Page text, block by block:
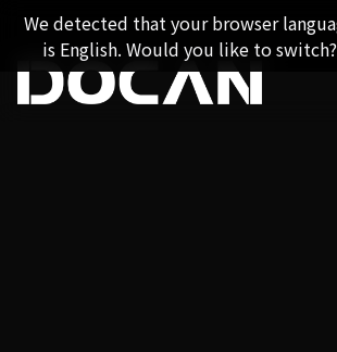
We detected that your browser
is English. Would you like to switch?